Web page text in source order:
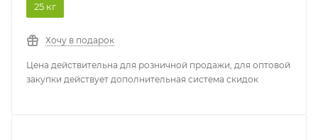
25 кг
Хочу в подарок
Цена действительна для розничной продажи, для оптовой
закупки действует дополнительная система скидок